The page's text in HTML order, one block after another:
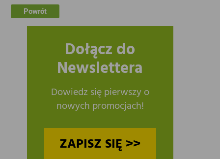
Powrót
Dołącz do
Newslettera
Dowiedz się pierwszy o
nowych promocjach!
ZAPISZ SIĘ >>